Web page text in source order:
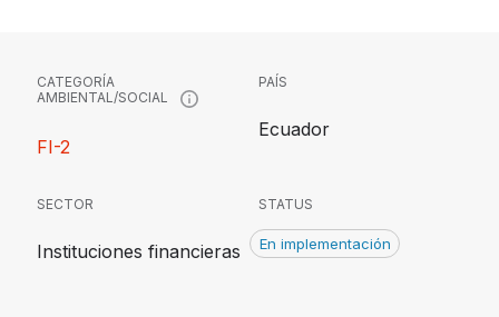
CATEGORÍA
AMBIENTAL/SOCIAL
FI-2
PAÍS
Ecuador
SECTOR
Instituciones financieras
STATUS
En implementación